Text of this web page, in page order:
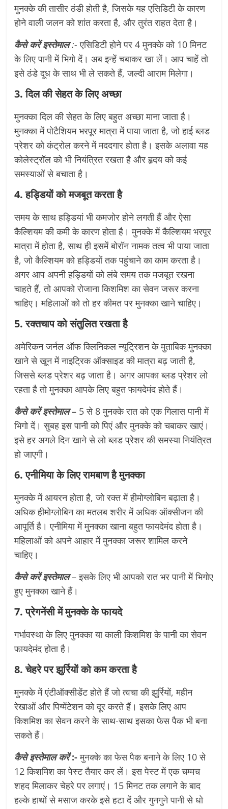
मुनक्के की तासीर ठंडी होती है, जिसके यह एसिडिटी के कारण
होने वाली जलन को शांत करता है, और तुरंत राहत देता है।
कैसे करें इस्तेमाल:- एसिडिटी होने पर 4 मुनक्के को 10 मिनट
के लिए पानी में भिगो दें। अब इन्हें चबाकर खा लें। आप चाहें तो
इसे ठंडे दूध के साथ भी ले सकते हैं, जल्दी आराम मिलेगा।
3. दिल की सेहत के लिए अच्छा
मुनक्का दिल की सेहत के लिए बहुत अच्छा माना जाता है।
मुनक्का में पोटैशियम भरपूर मात्रा में पाया जाता है, जो हाई ब्लड
प्रेशर को कंट्रोल करने में मददगार होता है। इसके अलावा यह
कोलेस्ट्रॉल को भी नियंत्रित रखता है और हृदय को कई
समस्याओं से बचाता है।
4. हड्डियों को मजबूत करता है
समय के साथ हड्डियां भी कमजोर होने लगती हैं और ऐसा
कैल्शियम की कमी के कारण होता है। मुनक्के में कैल्शियम भरपूर
मात्रा में होता है, साथ ही इसमें बोरॉन नामक तत्व भी पाया जाता
है, जो कैल्शियम को हड्डियों तक पहुंचाने का काम करता है।
अगर आप अपनी हड्डियों को लंबे समय तक मजबूत रखना
चाहते हैं, तो आपको रोजाना किशमिश का सेवन जरूर करना
चाहिए। महिलाओं को तो हर कीमत पर मुनक्का खाने चाहिए।
5. रक्तचाप को संतुलित रखता है
अमेरिकन जर्नल ऑफ क्लिनिकल न्यूट्रिशन के मुताबिक मुनक्का
खाने से खून में नाइट्रिक ऑक्साइड की मात्रा बढ़ जाती है,
जिससे ब्लड प्रेशर बढ़ जाता है। अगर आपका ब्लड प्रेशर लो
रहता है तो मुनक्का आपके लिए बहुत फायदेमंद होते हैं।
कैसे करें इस्तेमाल– 5 से 8 मुनक्के रात को एक गिलास पानी में
भिगो दें। सुबह इस पानी को पिएं और मुनक्के को चबाकर खाएं।
इसे हर अगले दिन खाने से लो ब्लड प्रेशर की समस्या नियंत्रित
हो जाएगी।
6. एनीमिया के लिए रामबाण है मुनक्का
मुनक्के में आयरन होता है, जो रक्त में हीमोग्लोबिन बढ़ाता है।
अधिक हीमोग्लोबिन का मतलब शरीर में अधिक ऑक्सीजन की
आपूर्ति है। एनीमिया में मुनक्का खाना बहुत फायदेमंद होता है।
महिलाओं को अपने आहार में मुनक्का जरूर शामिल करने
चाहिए।
कैसे करें इस्तेमाल– इसके लिए भी आपको रात भर पानी में भिगोए
हुए मुनक्का खाने हैं।
7. प्रेगनेंसी में मुनक्के के फायदे
गर्भावस्था के लिए मुनक्का या काली किशमिश के पानी का सेवन
फायदेमंद होता है।
8. चेहरे पर झुर्रियों को कम करता है
मुनक्के में एंटीऑक्सीडेंट होते हैं जो त्वचा की झुर्रियों, महीन
रेखाओं और पिग्मेंटेशन को दूर करते हैं। इसके लिए आप
किशमिश का सेवन करने के साथ-साथ इसका फेस पैक भी बना
सकते हैं।
कैसे इस्तेमाल करें:-मुनक्के का फेस पैक बनाने के लिए 10 से
12 किशमिश का पेस्ट तैयार कर लें। इस पेस्ट में एक चम्मच
शहद मिलाकर चेहरे पर लगाएं। 15 मिनट तक लगाने के बाद
हल्के हाथों से मसाज करके इसे हटा दें और गुनगुने पानी से धो